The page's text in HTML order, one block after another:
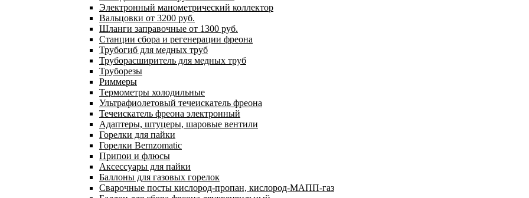
Электронный манометрический коллектор
Вальцовки от 3200 руб.
Шланги заправочные от 1300 руб.
Станции сбора и регенерации фреона
Трубогиб для медных труб
Труборасширитель для медных труб
Труборезы
Риммеры
Термометры холодильные
Ультрафиолетовый течеискатель фреона
Течеискатель фреона электронный
Адаптеры, штуцеры, шаровые вентили
Горелки для пайки
Горелки Bernzomatic
Припои и флюсы
Аксессуары для пайки
Баллоны для газовых горелок
Сварочные посты кислород-пропан, кислород-МАПП-газ